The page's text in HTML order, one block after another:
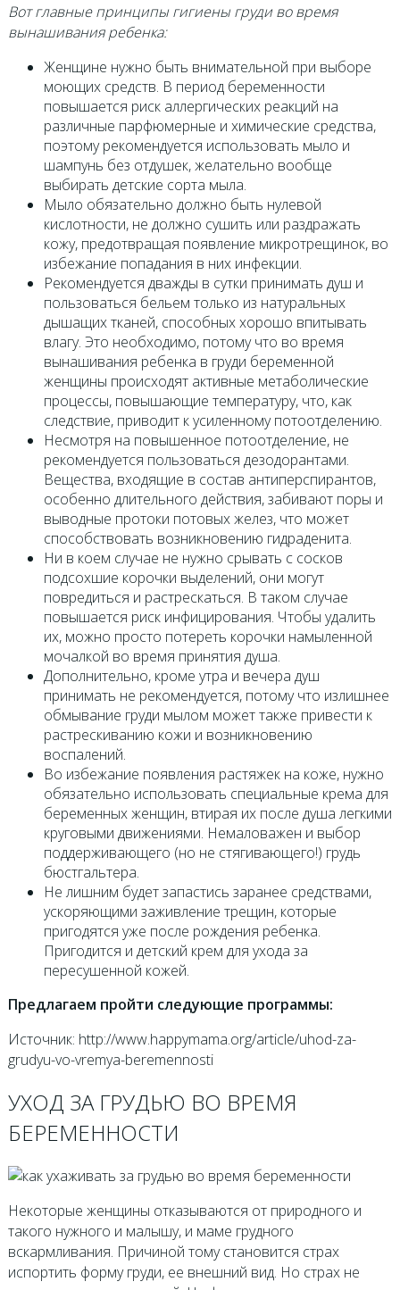
Вот главные принципы гигиены груди во время
вынашивания ребенка:
Женщине нужно быть внимательной при выборе
моющих средств. В период беременности
повышается риск аллергических реакций на
различные парфюмерные и химические средства,
поэтому рекомендуется использовать мыло и
шампунь без отдушек, желательно вообще
выбирать детские сорта мыла.
Мыло обязательно должно быть нулевой
кислотности, не должно сушить или раздражать
кожу, предотвращая появление микротрещинок, во
избежание попадания в них инфекции.
Рекомендуется дважды в сутки принимать душ и
пользоваться бельем только из натуральных
дышащих тканей, способных хорошо впитывать
влагу. Это необходимо, потому что во время
вынашивания ребенка в груди беременной
женщины происходят активные метаболические
процессы, повышающие температуру, что, как
следствие, приводит к усиленному потоотделению.
Несмотря на повышенное потоотделение, не
рекомендуется пользоваться дезодорантами.
Вещества, входящие в состав антиперспирантов,
особенно длительного действия, забивают поры и
выводные протоки потовых желез, что может
способствовать возникновению гидраденита.
Ни в коем случае не нужно срывать с сосков
подсохшие корочки выделений, они могут
повредиться и растрескаться. В таком случае
повышается риск инфицирования. Чтобы удалить
их, можно просто потереть корочки намыленной
мочалкой во время принятия душа.
Дополнительно, кроме утра и вечера душ
принимать не рекомендуется, потому что излишнее
обмывание груди мылом может также привести к
растрескиванию кожи и возникновению
воспалений.
Во избежание появления растяжек на коже, нужно
обязательно использовать специальные крема для
беременных женщин, втирая их после душа легкими
круговыми движениями. Немаловажен и выбор
поддерживающего (но не стягивающего!) грудь
бюстгальтера.
Не лишним будет запастись заранее средствами,
ускоряющими заживление трещин, которые
пригодятся уже после рождения ребенка.
Пригодится и детский крем для ухода за
пересушенной кожей.
Предлагаем пройти следующие программы:
Источник: http://www.happymama.org/article/uhod-za-
grudyu-vo-vremya-beremennosti
УХОД ЗА ГРУДЬЮ ВО ВРЕМЯ
БЕРЕМЕННОСТИ
Некоторые женщины отказываются от природного и
такого нужного и малышу, и маме грудного
вскармливания. Причиной тому становится страх
испортить форму груди, ее внешний вид. Но страх не